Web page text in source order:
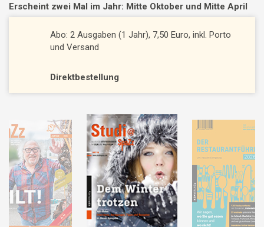
Erscheint zwei Mal im Jahr: Mitte Oktober und Mitte April
Abo: 2 Ausgaben (1 Jahr), 7,50 Euro, inkl. Porto
und Versand
Direktbestellung